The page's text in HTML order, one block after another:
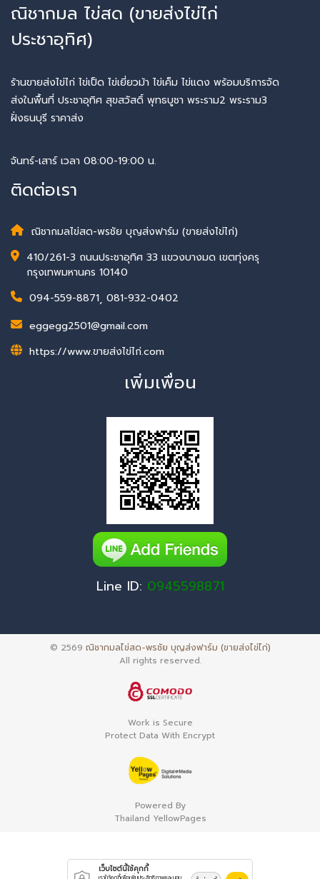
ณิชากมล ไข่สด (ขายส่งไข่ไก่
ประชาอุทิศ)
ร้านขายส่งไข่ไก่ ไข่เป็ด ไข่เยี่ยวม้า ไข่เค็ม ไข่แดง พร้อมบริการจัด
ส่งในพื้นที่ ประชาอุทิศ สุขสวัสดิ์ พุทธบูชา พระราม2 พระราม3
ฝั่งธนบุรี ราคาส่ง
จันทร์-เสาร์ เวลา 08:00-19:00 น.
ติดต่อเรา
ณิชากมลไข่สด-พรชัย บุญส่งฟาร์ม (ขายส่งไข่ไก่)
410/261-3 ถนนประชาอุทิศ 33 แขวงบางมด เขตทุ่งครุ
กรุงเทพมหานคร 10140
094-559-8871, 081-932-0402
eggegg2501@gmail.com
https://www.ขายส่งไข่ไก่.com
เพิ่มเพื่อน
Line ID: 0945598871
© 2569 ณิชากมลไข่สด-พรชัย บุญส่งฟาร์ม (ขายส่งไข่ไก่)
All rights reserved.
Work is Secure
Protect Data With Encrypt
Powered By
Thailand YellowPages
เว็บไซต์นี้ใช้คุกกี้